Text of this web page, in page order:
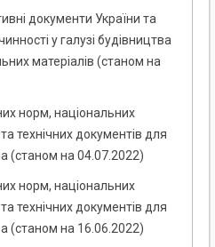
документи України та
у галузі будівництва
матеріалів (станом на
норм, національних
технічних документів для
(станом на 04.07.2022)
норм, національних
технічних документів для
(станом на 16.06.2022)